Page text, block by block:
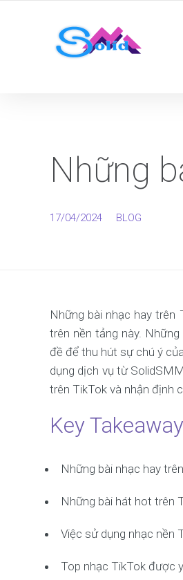
Những
17/04/2024 BLOG
Những bài nhạc hay
trên nền tảng này.
đề để thu hút sự chú ý
dụng dịch vụ từ
trên TikTok và nhận định
Key
Những bài nhạc hay
Những bài hát hot trên
Việc sử dụng nhạc nền
Top nhạc TikTok được